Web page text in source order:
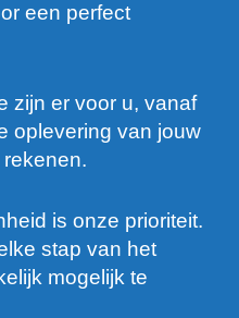
een perfect
zijn er voor u, vanaf
oplevering van jouw
is onze prioriteit.
stap van het
mogelijk te